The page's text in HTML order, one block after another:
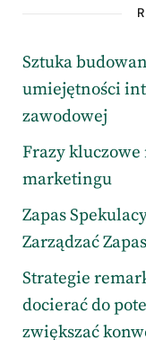
Sztuka
umiejętności
zawodowej
Frazy kluczowe
marketingu
Zapas
Zarządzać
Strategie
docierać do
zwiększać